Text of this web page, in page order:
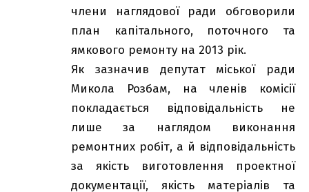
члени наглядової ради обговорили
план капітального, поточного та
ямкового ремонту на 2013 рік.
Як зазначив депутат міської ради
Микола Розбам, на членів комісії
покладається відповідальність не
лише за наглядом виконання
ремонтних робіт, а й відповідальність
за якість виготовлення проектної
документації, якість матеріалів та